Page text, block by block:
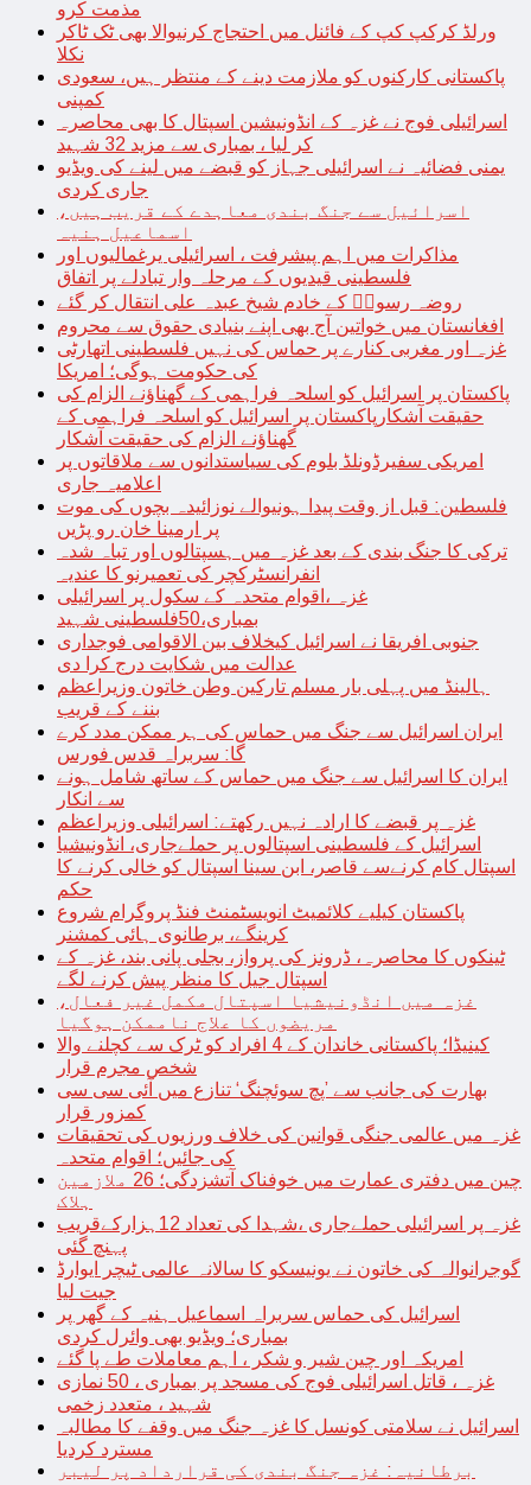
مذمت کرو
ورلڈ کرکپ کپ کے فائنل میں احتجاج کرنیوالا بھی ٹک ٹاکر
نکلا
پاکستانی کارکنوں کو ملازمت دینے کے منتظر ہیں، سعودی
کمپنی
اسرائیلی فوج نے غزہ کے انڈونیشین اسپتال کا بھی محاصرہ
کر لیا ، بمباری سے مزید 32 شہید
یمنی فضائیہ نے اسرائیلی جہاز کو قبضے میں لینے کی ویڈیو
جاری کردی
اسرائیل سے جنگ بندی معاہدے کے قریب ہیں،
اسماعیل ہنیہ
مذاکرات میں اہم پیشرفت ، اسرائیلی یرغمالیوں اور
فلسطینی قیدیوں کے مرحلہ وار تبادلے پر اتفاق
روضہ رسولؐ کے خادم شیخ عبدہ علی انتقال کر گئے
افغانستان میں خواتین آج بھی اپنے بنیادی حقوق سے محروم
غزہ اور مغربی کنارے پر حماس کی نہیں فلسطینی اتھارٹی
کی حکومت ہوگی؛ امریکا
پاکستان پر اسرائیل کو اسلحہ فراہمی کے گھناؤنے الزام کی
حقیقت آشکارپاکستان پر اسرائیل کو اسلحہ فراہمی کے
گھناؤنے الزام کی حقیقت آشکار
امریکی سفیرڈونلڈ بلوم کی سیاستدانوں سے ملاقاتوں پر
اعلامیہ جاری
فلسطین: قبل از وقت پیدا ہونیوالے نوزائیدہ بچوں کی موت
پر ارمینا خان رو پڑیں
ترکی کا جنگ بندی کے بعد غزہ میں ہسپتالوں اور تباہ شدہ
انفرانسٹرکچر کی تعمیرنو کا عندیہ
غزہ ،اقوام متحدہ کے سکول پر اسرائیلی
بمباری،50فلسطینی شہید
جنوبی افریقا نے اسرائیل کیخلاف بین الاقوامی فوجداری
عدالت میں شکایت درج کرا دی
ہالینڈ میں پہلی بار مسلم تارکین وطن خاتون وزیراعظم
بننے کے قریب
ایران اسرائیل سے جنگ میں حماس کی ہر ممکن مدد کرے
گا: سربراہ قدس فورس
ایران کا اسرائیل سے جنگ میں حماس کے ساتھ شامل ہونے
سے انکار
غزہ پر قبضے کا ارادہ نہیں رکھتے: اسرائیلی وزیراعظم
اسرائیل کے فلسطینی اسپتالوں پر حملےجاری، انڈونیشیا
اسپتال کام کرنےسے قاصر، ابن سینا اسپتال کو خالی کرنے کا
حکم
پاکستان کیلیے کلائمیٹ انویسٹمنٹ فنڈ پروگرام شروع
کرینگے، برطانوی ہائی کمشنر
ٹینکوں کا محاصرہ، ڈرونز کی پرواز، بجلی پانی بند، غزہ کے
اسپتال جیل کا منظر پیش کرنے لگے
غزہ میں انڈونیشیا اسپتال مکمل غیر فعال،
مریضوں کا علاج ناممکن ہوگیا
کینیڈا؛ پاکستانی خاندان کے 4 افراد کو ٹرک سے کچلنے والا
شخص مجرم قرار
بھارت کی جانب سے ’پچ سوئچنگ‘ تنازع میں آئی سی سی
کمزور قرار
غزہ میں عالمی جنگی قوانین کی خلاف ورزیوں کی تحقیقات
کی جائیں؛ اقوام متحدہ
چین میں دفتری عمارت میں خوفناک آتشزدگی؛ 26 ملازمین
ہلاک
غزہ پر اسرائیلی حملےجاری ،شہدا کی تعداد 12ہزارکےقریب
پہنچ گئی
گوجرانوالہ کی خاتون نے یونیسکو کا سالانہ عالمی ٹیچر ایوارڈ
جیت لیا
اسرائیل کی حماس سربراہ اسماعیل ہنیہ کے گھر پر
بمباری؛ ویڈیو بھی وائرل کردی
امریکہ اور چین شیر و شکر ، اہم معاملات طے پا گئے
غزہ ، قاتل اسرائیلی فوج کی مسجد پر بمباری ، 50 نمازی
شہید ، متعدد زخمی
اسرائیل نے سلامتی کونسل کا غزہ جنگ میں وقفے کا مطالبہ
مسترد کردیا
برطانیہ: غزہ جنگ بندی کی قرارداد پر لیبر